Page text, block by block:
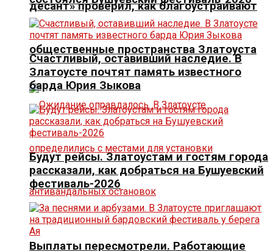
десант» проверил, как благоустраивают
общественные пространства Златоуста
Выплаты пересмотрели. Работающие
Счастливый, оставивший наследие. В
Златоусте почтят память известного
барда Юрия Зыкова
Будут рейсы. Златоустам и гостям города
рассказали, как добраться на Бушуевский
фестиваль-2026